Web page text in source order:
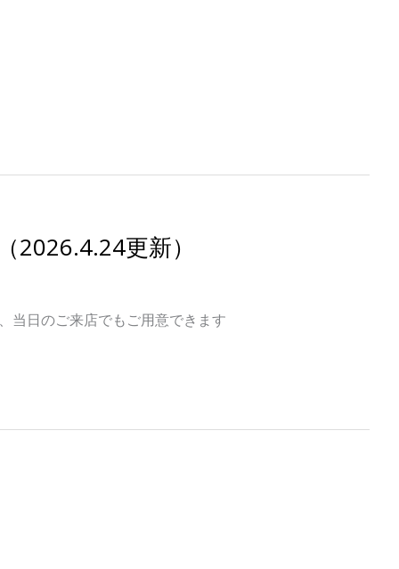
2026.4.24更新）
当日のご来店でもご用意できます